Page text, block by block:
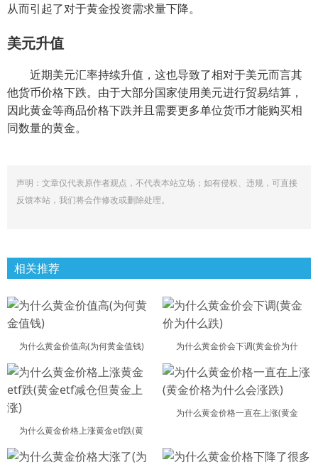
从而引起了对于黄金投资需求量下降。
美元升值
近期美元汇率持续升值，这也导致了相对于美元而言其
他货币价格下跌。由于大部分国家使用美元进行贸易结算，
因此黄金等商品价格下跌并且需要更多单位货币才能购买相
同数量的黄金。
声明：文章仅代表原作者观点，不代表本站立场；如有侵权、违规，可直接
反馈本站，我们将会作修改或删除处理。
相关推荐
为什么黄金价值高(为何黄金值钱) 为什么黄金价会下调(黄金价为什
为什么黄金价格上涨黄金etf跌(黄
为什么黄金价格一直在上涨(黄金